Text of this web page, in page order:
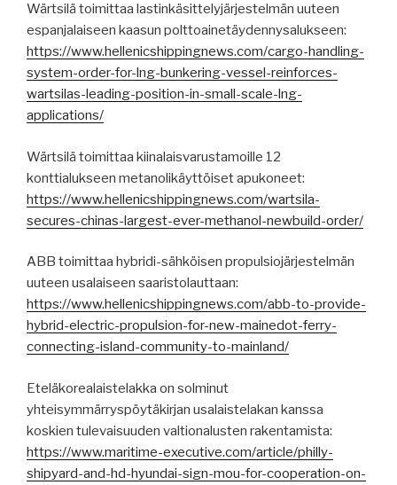
Wärtsilä toimittaa lastinkäsittelyjärjestelmän uuteen
espanjalaiseen kaasun polttoainetäydennysalukseen:
https://www.hellenicshippingnews.com/cargo-handling-
system-order-for-lng-bunkering-vessel-reinforces-
wartsilas-leading-position-in-small-scale-lng-
applications/
Wärtsilä toimittaa kiinalaisvarustamoille 12
konttialukseen metanolikäyttöiset apukoneet:
https://www.hellenicshippingnews.com/wartsila-
secures-chinas-largest-ever-methanol-newbuild-order/
ABB toimittaa hybridi-sähköisen propulsiojärjestelmän
uuteen usalaiseen saaristolauttaan:
https://www.hellenicshippingnews.com/abb-to-provide-
hybrid-electric-propulsion-for-new-mainedot-ferry-
connecting-island-community-to-mainland/
Eteläkorealaistelakka on solminut
yhteisymmärryspöytäkirjan usalaistelakan kanssa
koskien tulevaisuuden valtionalusten rakentamista:
https://www.maritime-executive.com/article/philly-
shipyard-and-hd-hyundai-sign-mou-for-cooperation-on-